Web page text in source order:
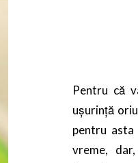
Pentru că
ușurință
pentru
vreme,